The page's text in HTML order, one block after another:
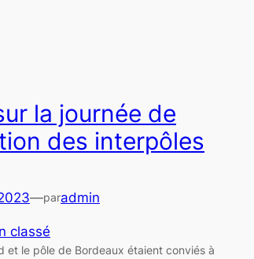
la journée de
des interpôles
—paradmin
classé
et le pôle de Bordeaux étaient conviés à